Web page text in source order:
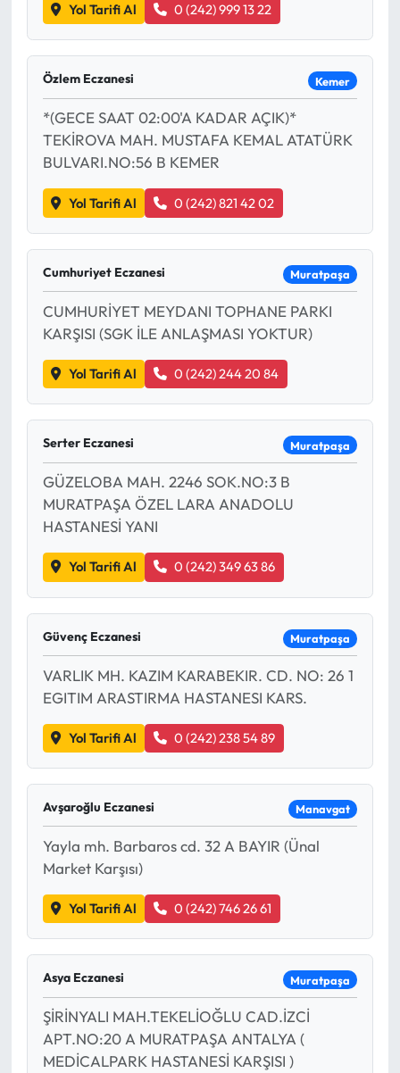
Yol Tarifi Al 0 (242) 999 13 22
Özlem Eczanesi Kemer
*(GECE SAAT 02:00'A KADAR AÇIK)*
TEKİROVA MAH. MUSTAFA KEMAL ATATÜRK
BULVARI.NO:56 B KEMER
Yol Tarifi Al 0 (242) 821 42 02
Cumhuriyet Eczanesi Muratpaşa
CUMHURİYET MEYDANI TOPHANE PARKI
KARŞISI (SGK İLE ANLAŞMASI YOKTUR)
Yol Tarifi Al 0 (242) 244 20 84
Serter Eczanesi Muratpaşa
GÜZELOBA MAH. 2246 SOK.NO:3 B
MURATPAŞA ÖZEL LARA ANADOLU
HASTANESİ YANI
Yol Tarifi Al 0 (242) 349 63 86
Güvenç Eczanesi Muratpaşa
VARLIK MH. KAZIM KARABEKIR. CD. NO: 26 1
EGITIM ARASTIRMA HASTANESI KARS.
Yol Tarifi Al 0 (242) 238 54 89
Avşaroğlu Eczanesi Manavgat
Yayla mh. Barbaros cd. 32 A BAYIR (Ünal
Market Karşısı)
Yol Tarifi Al 0 (242) 746 26 61
Asya Eczanesi Muratpaşa
ŞİRİNYALI MAH.TEKELİOĞLU CAD.İZCİ
APT.NO:20 A MURATPAŞA ANTALYA (
MEDİCALPARK HASTANESİ KARŞISI )